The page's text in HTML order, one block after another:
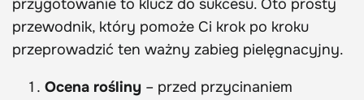
przygotowanie to klucz do sukcesu. Oto prosty
przewodnik, który pomoże Ci krok po kroku
przeprowadzić ten ważny zabieg pielęgnacyjny.
Ocena rośliny – przed przycinaniem